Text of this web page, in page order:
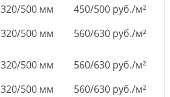
320/500 мм
450/500 руб./м²
320/500 мм
560/630 руб./м²
320/500 мм
560/630 руб./м²
320/500 мм
560/630 руб./м²